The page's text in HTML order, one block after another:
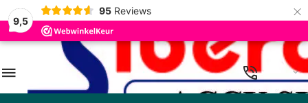
9,5
95 Reviews ×
NL